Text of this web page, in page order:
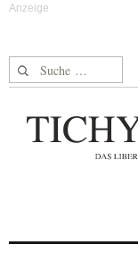
Suche nach: